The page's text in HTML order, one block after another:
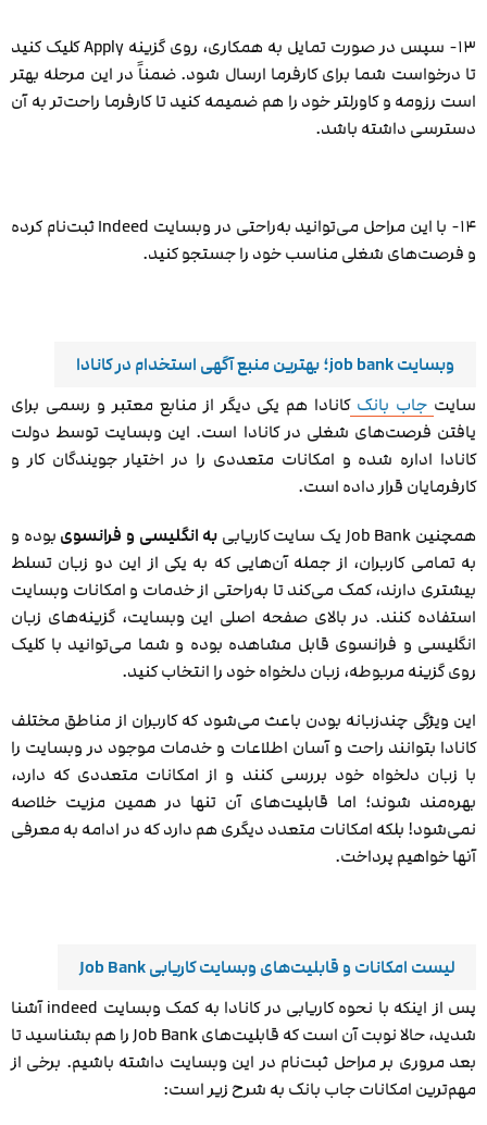
۱۳- سپس در صورت تمایل به همکاری، روی گزینه Apply کلیک کنید
تا درخواست شما برای کارفرما ارسال شود. ضمناً در این مرحله بهتر
است رزومه و کاور‌لتر خود را هم ضمیمه کنید تا کارفرما راحت‌تر به آن
دسترسی داشته باشد.
۱۴- با این مراحل می‌توانید به‌راحتی در وبسایت Indeed ثبت‌نام کرده
و فرصت‌های شغلی مناسب خود را جستجو کنید.
وبسایت job bank؛ بهترین منبع آگهی استخدام در کانادا
سایت جاب بانککانادا هم یکی دیگر از منابع معتبر و رسمی برای
یافتن فرصت‌های شغلی در کانادا است. این وبسایت توسط دولت
کانادا اداره شده و امکانات متعددی را در اختیار جویندگان کار و
کارفرمایان قرار داده است.
همچنین Job Bank یک سایت کاریابی به انگلیسی و فرانسوی بوده و
به تمامی کاربران، از جمله آن‌هایی که به یکی از این دو زبان تسلط
بیشتری دارند، کمک می‌کند تا به‌راحتی از خدمات و امکانات وبسایت
استفاده کنند. در بالای صفحه اصلی این وبسایت، گزینه‌های زبان
انگلیسی و فرانسوی قابل مشاهده بوده و شما می‌توانید با کلیک
روی گزینه مربوطه، زبان دلخواه خود را انتخاب کنید.
این ویژگی چند‌‌زبانه بودن باعث می‌شود که کاربران از مناطق مختلف
کانادا بتوانند راحت و آسان اطلاعات و خدمات موجود در وبسایت را
با زبان دلخواه خود بررسی کنند و از امکانات متعددی که دارد،
بهره‌مند شوند؛ اما قابلیت‌های آن تنها در همین مزیت خلاصه
نمی‌شود! بلکه امکانات متعدد دیگری هم دارد که در ادامه به معرفی
آنها خواهیم پرداخت.
لیست امکانات و قابلیت‌های وبسایت کاریابی Job Bank
پس از اینکه با نحوه کاریابی در کانادا به کمک وبسایت indeed آشنا
شدید، حالا نوبت آن است که قابلیت‌های Job Bank را هم بشناسید تا
بعد مروری بر مراحل ثبت‌نام در این وبسایت داشته باشیم. برخی از
مهم‌ترین امکانات جاب بانک به شرح زیر است: